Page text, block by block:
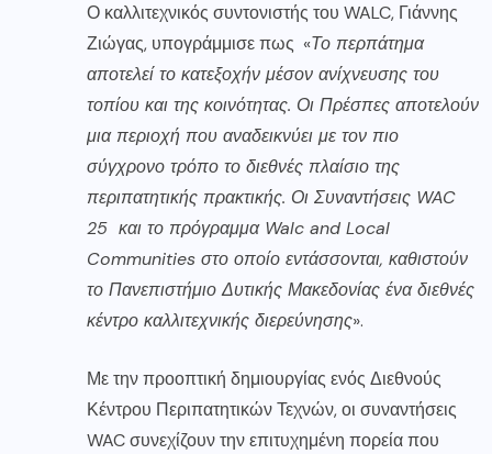
Ο καλλιτεχνικός συντονιστής του WALC, Γιάννης
Ζιώγας, υπογράμμισε πως «Το περπάτημα
αποτελεί το κατεξοχήν μέσον ανίχνευσης του
τοπίου και της κοινότητας. Οι Πρέσπες αποτελούν
μια περιοχή που αναδεικνύει με τον πιο
σύγχρονο τρόπο το διεθνές πλαίσιο της
περιπατητικής πρακτικής. Οι Συναντήσεις WAC
25 και το πρόγραμμα Walc and Local
Communities στο οποίο εντάσσονται, καθιστούν
το Πανεπιστήμιο Δυτικής Μακεδονίας ένα διεθνές
κέντρο καλλιτεχνικής διερεύνησης».
Με την προοπτική δημιουργίας ενός Διεθνούς
Κέντρου Περιπατητικών Τεχνών, οι συναντήσεις
WAC συνεχίζουν την επιτυχημένη πορεία που